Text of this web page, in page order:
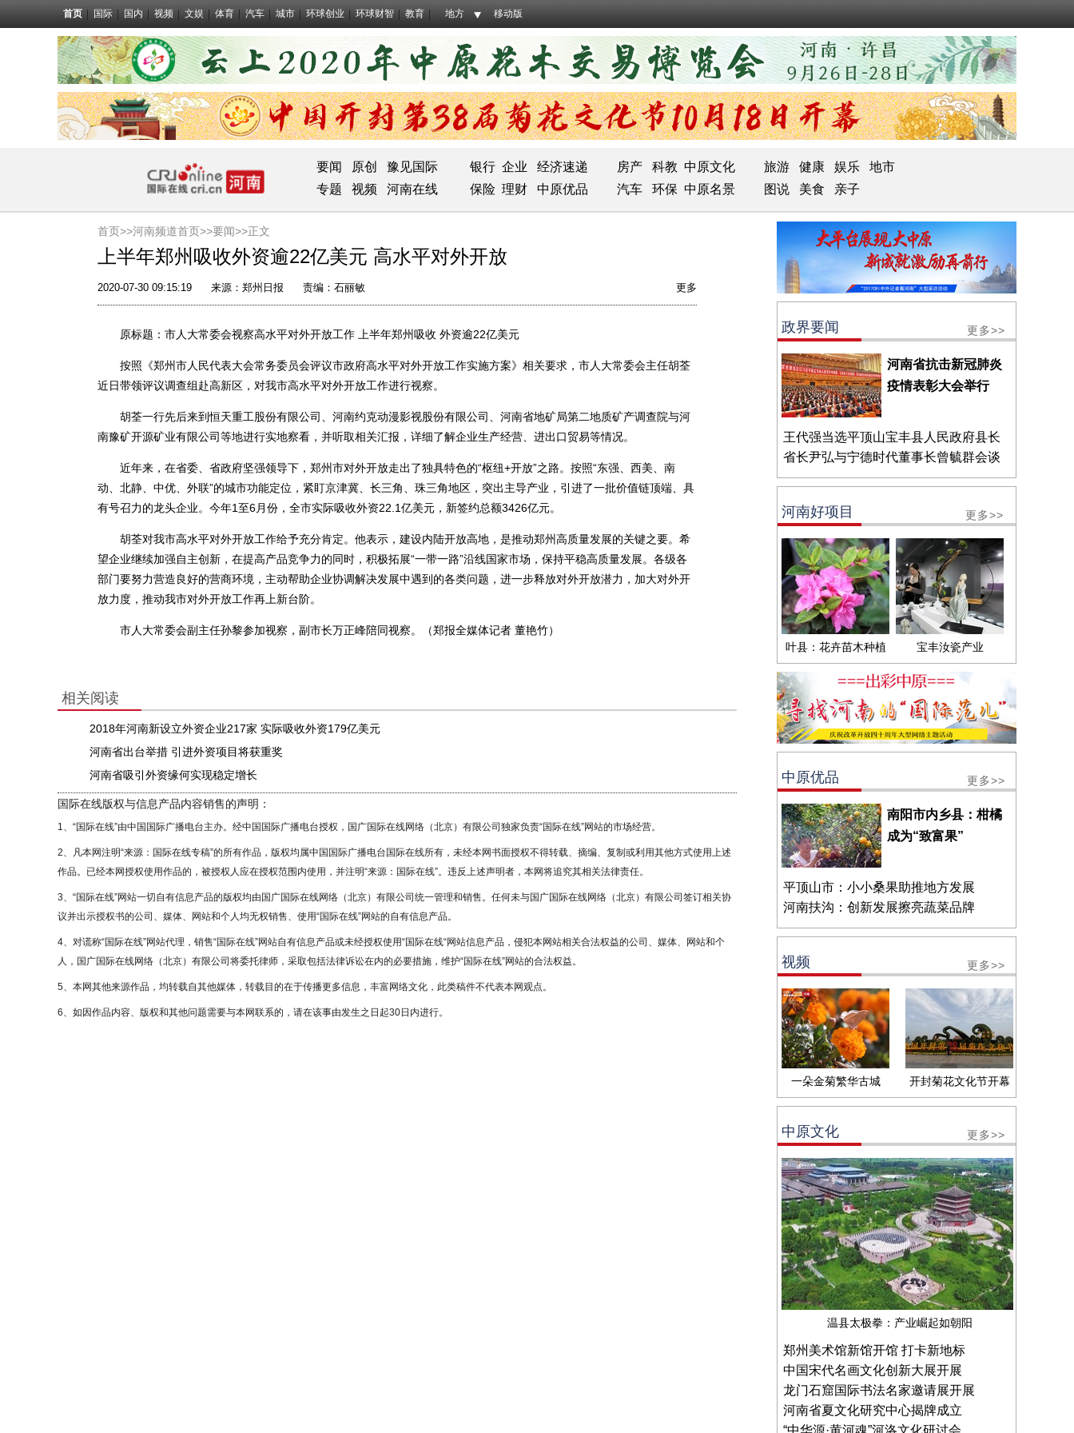
首页 国际 国内 视频 文娱 体育 汽车 城市 环球创业 环球财智 教育 地方 移动版
要闻 原创 豫见国际 银行 企业 经济速递 房产 科教 中原文化 旅游 健康 娱乐
地市
专题
视频 河南在线 保险 理财 中原优品 汽车 环保 中原名景 图说 美食 亲子
首页>>河南频道首页>>要闻>>正文
上半年郑州吸收外资逾22亿美元 高水平对外开放
2020-07-30 09:15:19 来源： 郑州日报 责编：石丽敏 更多
原标题：市人大常委会视察高水平对外开放工作 上半年郑州吸收 外资逾22亿美元
按照《郑州市人民代表大会常务委员会评议市政府高水平对外开放工作实施方案》相关要求，市人大常委会主任胡荃
近日带领评议调查组赴高新区，对我市高水平对外开放工作进行视察。
胡荃一行先后来到恒天重工股份有限公司、河南约克动漫影视股份有限公司、河南省地矿局第二地质矿产调查院与河
南豫矿开源矿业有限公司等地进行实地察看，并听取相关汇报，详细了解企业生产经营、进出口贸易等情况。
近年来，在省委、省政府坚强领导下，郑州市对外开放走出了独具特色的“枢纽+开放”之路。按照“东强、西美、南
动、北静、中优、外联”的城市功能定位，紧盯京津冀、长三角、珠三角地区，突出主导产业，引进了一批价值链顶端、具
有号召力的龙头企业。今年1至6月份，全市实际吸收外资22.1亿美元，新签约总额3426亿元。
胡荃对我市高水平对外开放工作给予充分肯定。他表示，建设内陆开放高地，是推动郑州高质量发展的关键之要。希
望企业继续加强自主创新，在提高产品竞争力的同时，积极拓展“一带一路”沿线国家市场，保持平稳高质量发展。各级各
部门要努力营造良好的营商环境，主动帮助企业协调解决发展中遇到的各类问题，进一步释放对外开放潜力，加大对外开
放力度，推动我市对外开放工作再上新台阶。
市人大常委会副主任孙黎参加视察，副市长万正峰陪同视察。（郑报全媒体记者 董艳竹）
相关阅读
2018年河南新设立外资企业217家 实际吸收外资179亿美元
河南省出台举措 引进外资项目将获重奖
河南省吸引外资缘何实现稳定增长
国际在线版权与信息产品内容销售的声明：
1、“国际在线”由中国国际广播电台主办。经中国国际广播电台授权，国广国际在线网络（北京）有限公司独家负责“国际在线”网站的市场经营。
2、凡本网注明“来源：国际在线专稿”的所有作品，版权均属中国国际广播电台国际在线所有，未经本网书面授权不得转载、摘编、复制或利用其他方式使用上述
作品。已经本网授权使用作品的，被授权人应在授权范围内使用，并注明“来源：国际在线”。违反上述声明者，本网将追究其相关法律责任。
3、“国际在线”网站一切自有信息产品的版权均由国广国际在线网络（北京）有限公司统一管理和销售。任何未与国广国际在线网络（北京）有限公司签订相关协
议并出示授权书的公司、媒体、网站和个人均无权销售、使用“国际在线”网站的自有信息产品。
4、对谎称“国际在线”网站代理，销售“国际在线”网站自有信息产品或未经授权使用“国际在线“网站信息产品，侵犯本网站相关合法权益的公司、媒体、网站和个
人，国广国际在线网络（北京）有限公司将委托律师，采取包括法律诉讼在内的必要措施，维护“国际在线”网站的合法权益。
5、本网其他来源作品，均转载自其他媒体，转载目的在于传播更多信息，丰富网络文化，此类稿件不代表本网观点。
6、如因作品内容、版权和其他问题需要与本网联系的，请在该事由发生之日起30日内进行。
政界要闻 更多>>
河南省抗击新冠肺炎
疫情表彰大会举行
王代强当选平顶山宝丰县人民政府县长
省长尹弘与宁德时代董事长曾毓群会谈
河南好项目 更多>>
叶县：花卉苗木种植 宝丰汝瓷产业
中原优品 更多>>
南阳市内乡县：柑橘
成为“致富果”
平顶山市：小小桑果助推地方发展
河南扶沟：创新发展擦亮蔬菜品牌
视频 更多>>
一朵金菊繁华古城 开封菊花文化节开幕
中原文化 更多>>
温县太极拳：产业崛起如朝阳
郑州美术馆新馆开馆 打卡新地标
中国宋代名画文化创新大展开展
龙门石窟国际书法名家邀请展开展
河南省夏文化研究中心揭牌成立
“中华源·黄河魂”河洛文化研讨会